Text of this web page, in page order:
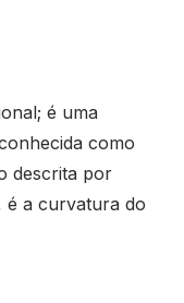
é uma
como
descrita por
é a curvatura do